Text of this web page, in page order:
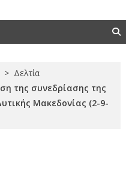
> Δελτία
της συνεδρίασης της
Μακεδονίας (2-9-